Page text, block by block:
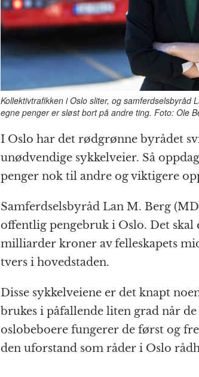
Kollektivtrafikken i Oslo sliter, og samferdselsbyråd
egne penger er sløst bort på andre ting. Foto: Ole
I Oslo har det rødgrønne byrådet
unødvendige sykkelveier. Så
penger nok til andre og viktigere
Samferdselsbyråd Lan M. Berg
offentlig pengebruk i Oslo. Det skal
milliarder kroner av felleskapets
tvers i hovedstaden.
Disse sykkelveiene er det knapt
brukes i påfallende liten grad når
oslobeboere fungerer de først og
den uforstand som råder i Oslo